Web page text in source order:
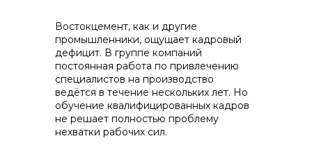
Востокцемент, как и другие
промышленники, ощущает кадровый
дефицит. В группе компаний
постоянная работа по привлечению
специалистов на производство
ведётся в течение нескольких лет. Но
обучение квалифицированных кадров
не решает полностью проблему
нехватки рабочих сил.